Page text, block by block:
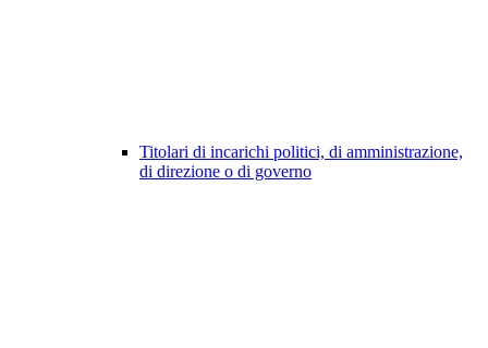
Titolari di incarichi politici, di amministrazione,
di direzione o di governo